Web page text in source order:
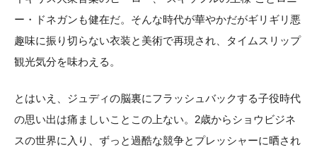
ー・ドネガンも健在だ。そんな時代が華やかだがギリギリ悪
趣味に振り切らない衣装と美術で再現され、タイムスリップ
観光気分を味わえる。
とはいえ、ジュディの脳裏にフラッシュバックする子役時代
の思い出は痛ましいことこの上ない。2歳からショウビジネ
スの世界に入り、ずっと過酷な競争とプレッシャーに晒され